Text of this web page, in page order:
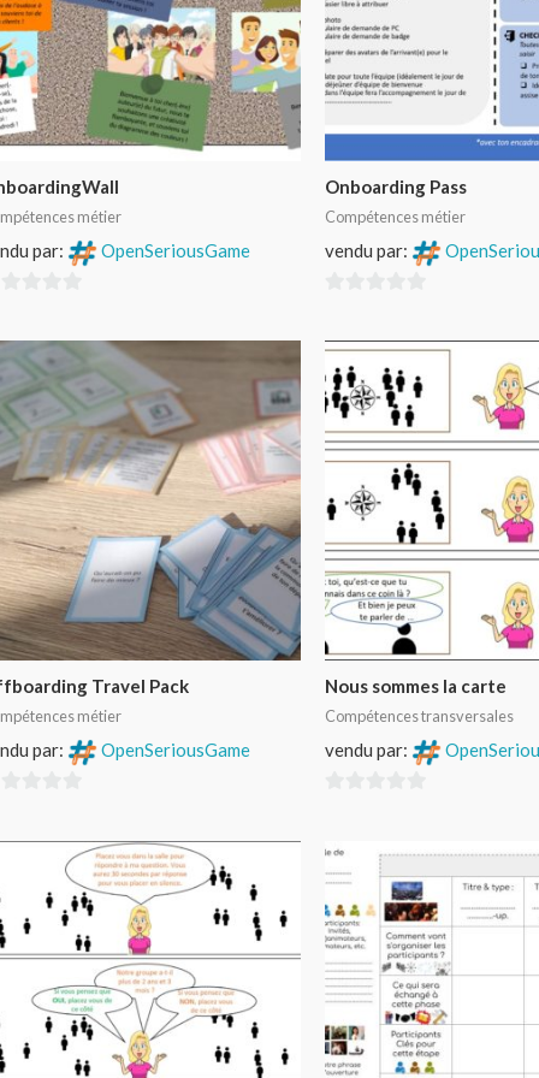
métier
par: OpenSeriousGame
Onboarding Pass
Compétences métier
vendu par:
sur
Travel Pack
métier
par: OpenSeriousGame
Nous sommes la carte
Compétences transversales
vendu par: